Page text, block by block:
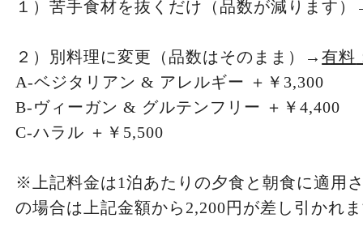
１）苦手食材を抜くだけ（品数が減ります
２）別料理に変更（品数はそのまま）→有料
A-ベジタリアン & アレルギー ＋￥3,300
B-ヴィーガン & グルテンフリー ＋￥4,400
C-ハラル ＋￥5,500
※上記料金は1泊あたりの夕食と朝食に適用
の場合は上記金額から2,200円が差し引かれ